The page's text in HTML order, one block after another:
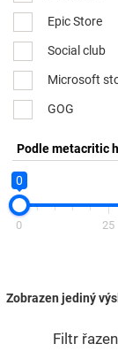
Epic Store
Social club
Microsoft
GOG
Podle metacritic
0
0 25
Zobrazen jediný